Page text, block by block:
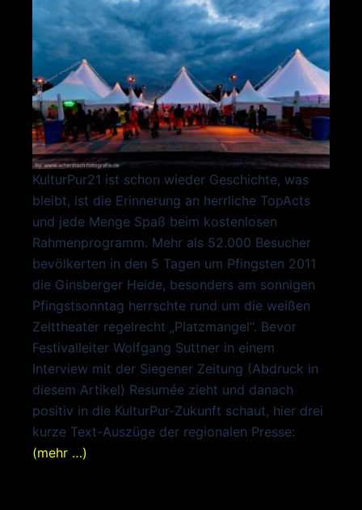
KulturPur21 ist schon wieder Geschichte, was
bleibt, ist die Erinnerung an herrliche TopActs
und jede Menge Spaß beim kostenlosen
Rahmenprogramm. Mehr als 52.000 Besucher
bevölkerten in den 5 Tagen um Pfingsten 2011
die Ginsberger Heide, besonders am sonnigen
Pfingstsonntag herrschte rund um die weißen
Zelttheater regelrecht „Platzmangel“. Bevor
Festivalleiter Wolfgang Suttner in einem
Interview mit der Siegener Zeitung (Abdruck in
diesem Artikel) Resumée zieht und danach
positiv in die KulturPur-Zukunft schaut, hier drei
kurze Text-Auszüge der regionalen Presse:
(mehr …)